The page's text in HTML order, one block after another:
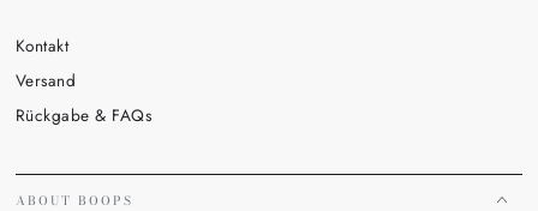
Kontakt
Versand
Rückgabe & FAQs
ABOUT BOOPS